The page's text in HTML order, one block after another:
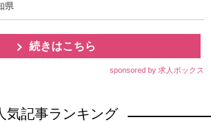
県
続きはこちら
sponsored by 求人ボックス
気記事ランキング